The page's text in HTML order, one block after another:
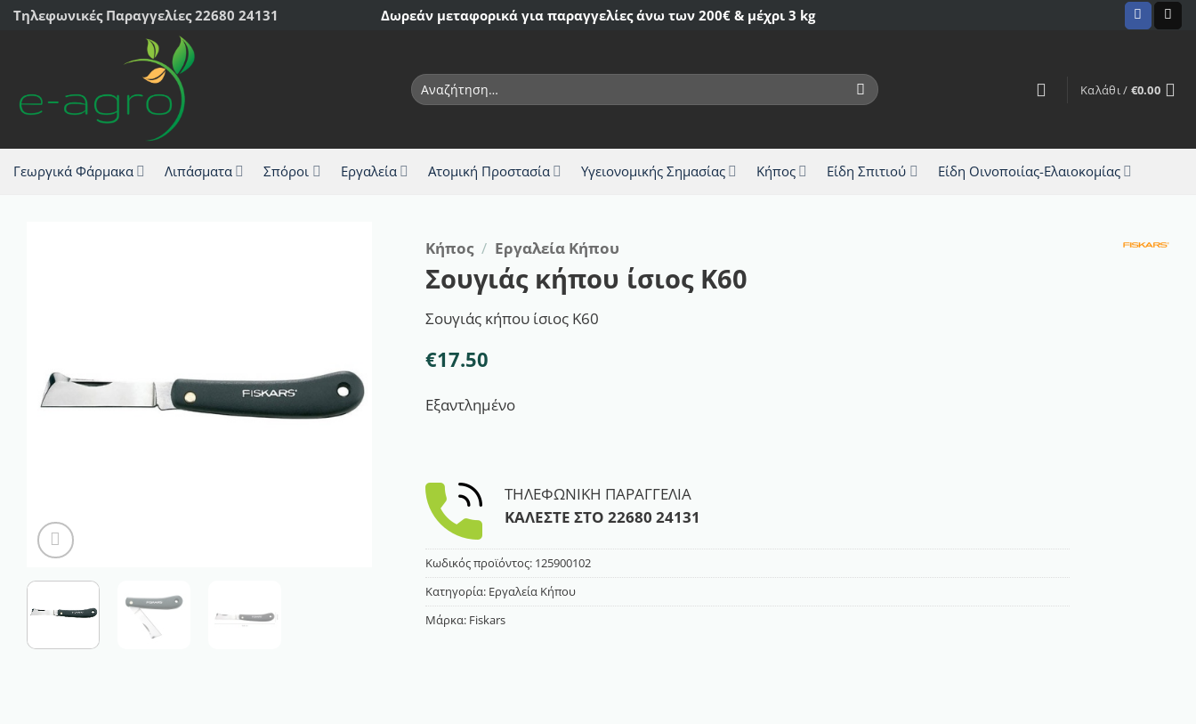
Μετάβαση
Τηλεφωνικές Παραγγελίες 22680 24131 Δωρεάν μεταφορικά για παραγγελίες άνω των 200€ & μέχρι 3 kg
Αναζήτηση
για:
Καλάθι / €0.00
Γεωργικά Φάρμακα Λιπάσματα Σπόροι Εργαλεία Ατομική Προστασία Υγειονομικής Σημασίας Κήπος Είδη Σπιτιού Είδη Οινοποιίας-Ελαιοκομίας
Κήπος / Εργαλεία Κήπου
Σουγιάς κήπου ίσιος K60
Σουγιάς κήπου ίσιος K60
€17.50
Εξαντλημένο
ΤΗΛΕΦΩΝΙΚΗ ΠΑΡΑΓΓΕΛΙΑ
ΚΑΛΕΣΤΕ ΣΤΟ22680 24131
Κωδικός προϊόντος: 125900102
Κατηγορία: Εργαλεία Κήπου
Μάρκα: Fiskars